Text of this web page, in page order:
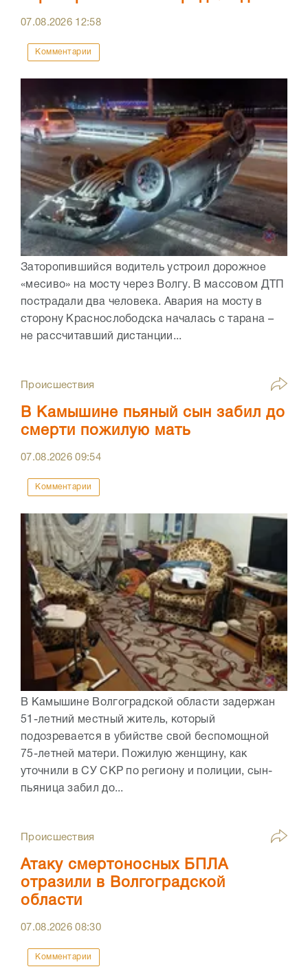
07.08.2026 12:58
Комментарии
Заторопившийся водитель устроил дорожное
«месиво» на мосту через Волгу. В массовом ДТП
пострадали два человека. Авария на мосту в
сторону Краснослободска началась с тарана –
не рассчитавший дистанции...
Происшествия
В Камышине пьяный сын забил до
смерти пожилую мать
07.08.202609:54
Комментарии
В Камышине Волгоградской области задержан
51-летний местный житель, который
подозревается в убийстве свой беспомощной
75-летней матери. Пожилую женщину, как
уточнили в СУ СКР по региону и полиции, сын-
пьяница забил до...
Происшествия
Атаку смертоносных БПЛА
отразили в Волгоградской
области
07.08.202608:30
Комментарии